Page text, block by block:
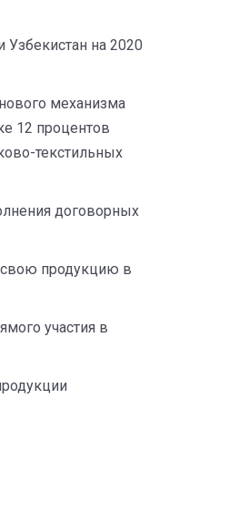
Узбекистан на 2020
механизма
12 процентов
текстильных
договорных
свою продукцию в
участия в